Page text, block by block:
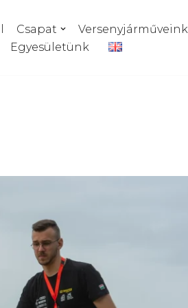
Csapat Versenyjárműveink
Egyesületünk